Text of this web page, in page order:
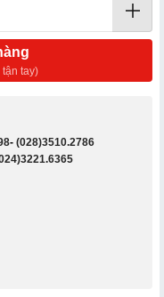
tay)
- (028)3510.2786